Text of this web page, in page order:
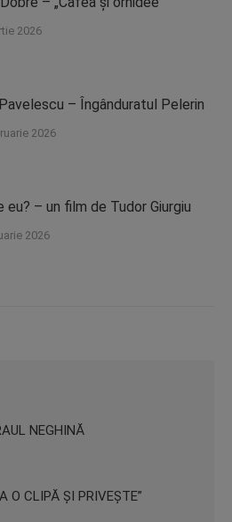
2026
– Îngânduratul Pelerin
2026
eu? – un film de Tudor Giurgiu
2026
NEGHINĂ
O CLIPĂ ȘI PRIVEȘTE”